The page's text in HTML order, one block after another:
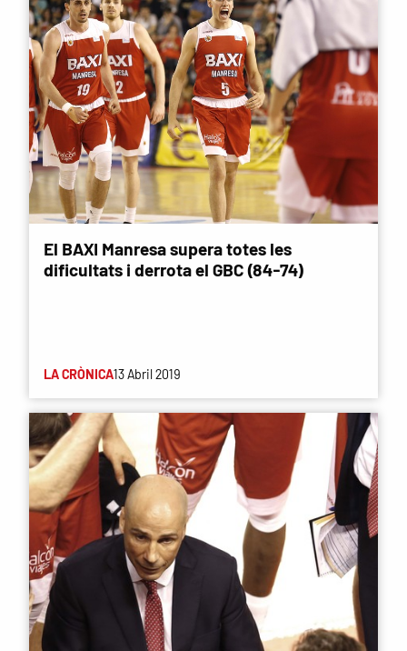
El BAXI Manresa supera totes les
dificultats i derrota el GBC (84-74)
LA CRÒNICA13 Abril 2019